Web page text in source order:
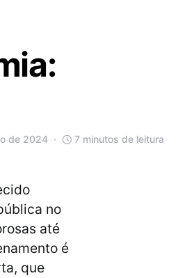
de 2024 7 minutos de leitura
no
até
é
que